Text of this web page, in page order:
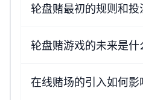
轮盘赌最初的规则和投
轮盘赌游戏的未来是什
在线赌场的引入如何影